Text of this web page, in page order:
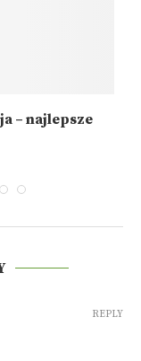
– najlepsze
REPLY